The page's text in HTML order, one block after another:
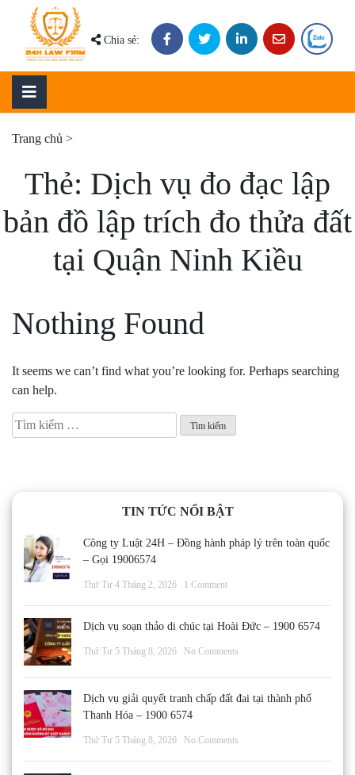
content
Chia sẻ:
Trang chủ >
Thẻ: Dịch vụ đo đạc lập
bản đồ lập trích đo thửa đất
tại Quận Ninh Kiều
Nothing Found
It seems we can’t find what you’re looking for. Perhaps searching
can help.
Tìm
kiếm
TIN TỨC NỔI BẬT
Công ty Luật 24H – Đồng hành pháp lý trên toàn quốc
– Gọi 19006574
Thứ Tư 4 Tháng 2, 2026 1 Comment
Dịch vụ soạn thảo di chúc tại Hoài Đức – 1900 6574
Thứ Tư 5 Tháng 8, 2026 No Comments
Dịch vụ giải quyết tranh chấp đất đai tại thành phố
Thanh Hóa – 1900 6574
Thứ Tư 5 Tháng 8, 2026 No Comments